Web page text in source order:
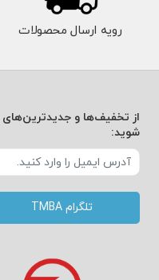
رویه ارسال محصولات
از تخفیف‌ها و جدیدترین‌های
شوید:
تلگرام TMBA